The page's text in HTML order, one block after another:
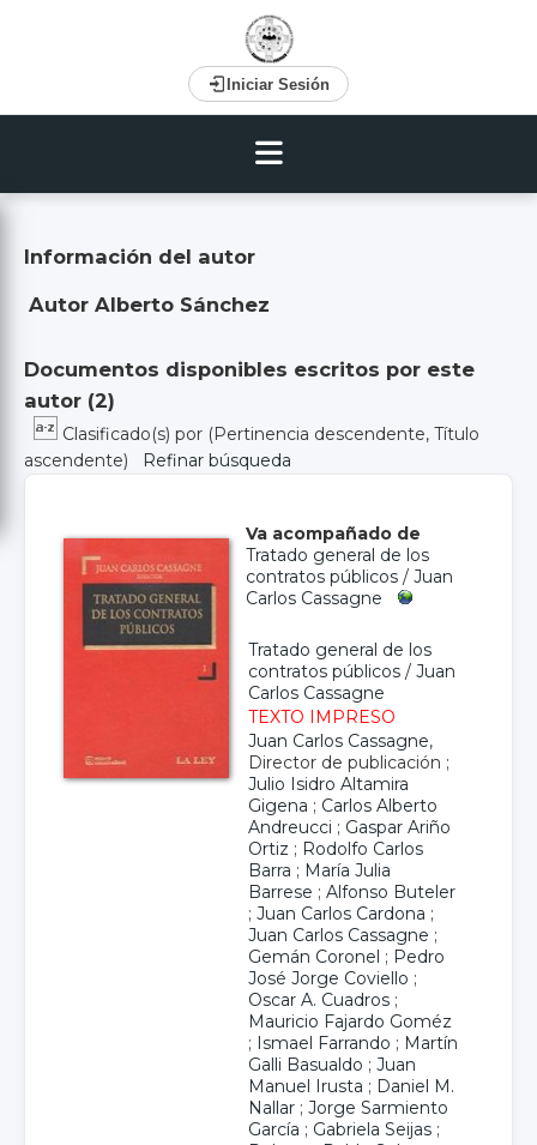
Iniciar Sesión
Información del autor
Autor Alberto Sánchez
Documentos disponibles escritos por este
autor (2)
Clasificado(s) por (Pertinencia descendente, Título
ascendente)
Refinar búsqueda
Va acompañado de
Tratado general de los
contratos públicos / Juan
Carlos Cassagne
Tratado general de los
contratos públicos / Juan
Carlos Cassagne
TEXTO IMPRESO
Juan Carlos Cassagne,
Director de publicación ;
Julio Isidro Altamira
Gigena ; Carlos Alberto
Andreucci ; Gaspar Ariño
Ortiz ; Rodolfo Carlos
Barra ; María Julia
Barrese ; Alfonso Buteler
; Juan Carlos Cardona ;
Juan Carlos Cassagne ;
Gemán Coronel ; Pedro
José Jorge Coviello ;
Oscar A. Cuadros ;
Mauricio Fajardo Goméz
; Ismael Farrando ; Martín
Galli Basualdo ; Juan
Manuel Irusta ; Daniel M.
Nallar ; Jorge Sarmiento
García ; Gabriela Seijas ;